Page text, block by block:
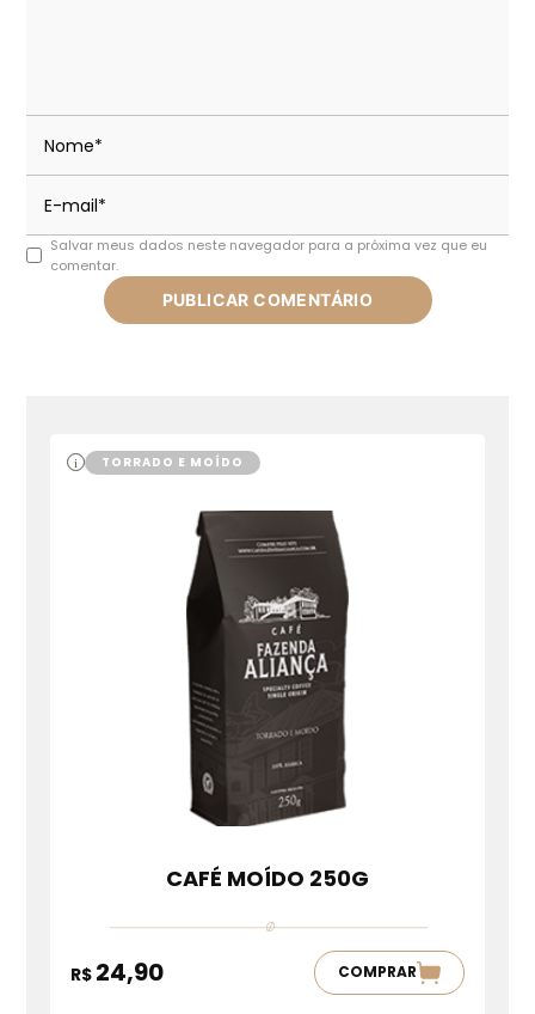
Salvar meus dados neste navegador para a próxima vez que eu
comentar.
i TORRADO E MOÍDO
CAFÉ MOÍDO 250G
R$ 24,90 COMPRAR